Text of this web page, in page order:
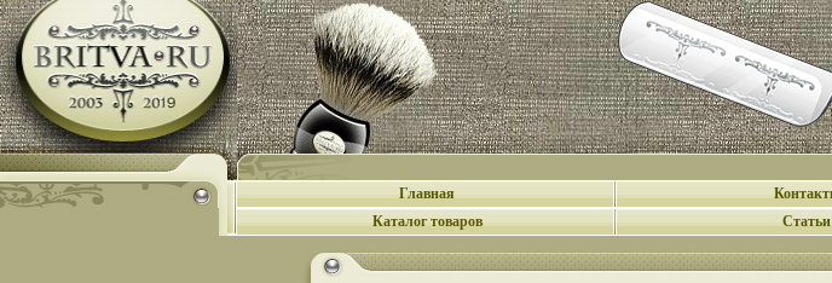
Главная
Каталог товаров
Статьи